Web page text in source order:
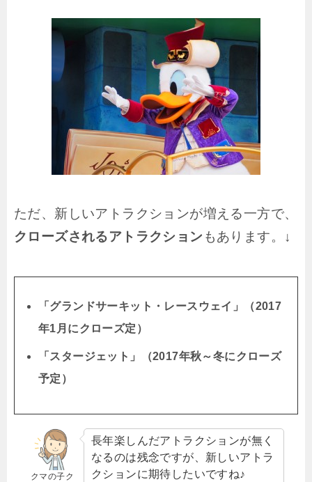
ただ、新しいアトラクションが増える一方で、
クローズされるアトラクション もあります。↓
「グランドサーキット・レースウェイ」（2017
年1月にクローズ定）
「スタージェット」（2017年秋～冬にクローズ
予定）
クマの子ク
長年楽しんだアトラクションが無く
なるのは残念ですが、新しいアトラ
クションに期待したいですね♪